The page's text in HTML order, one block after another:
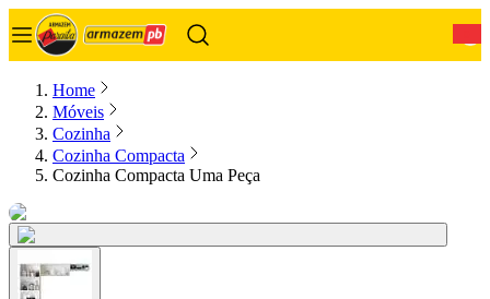
Home
Móveis
Cozinha
Cozinha Compacta
Cozinha Compacta Uma Peça